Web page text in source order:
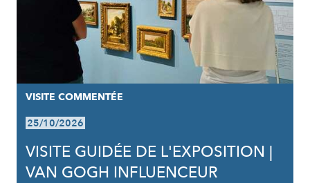
VISITE COMMENTÉE
25/10/2026
VISITE GUIDÉE DE L'EXPOSITION |
VAN GOGH INFLUENCEUR